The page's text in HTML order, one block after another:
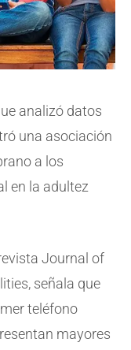
analizó datos
una asociación
a los
en la adultez
Journal of
señala que
teléfono
mayores